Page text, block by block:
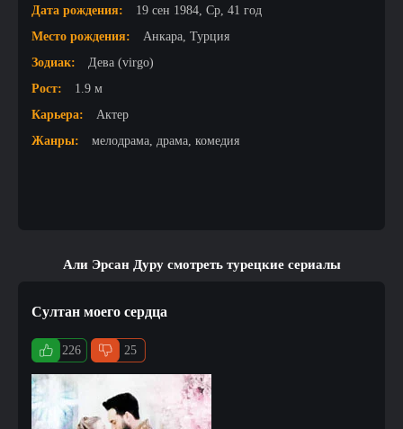
Дата рождения:
19 сен 1984, Ср, 41 год
Место рождения:
Анкара, Турция
Зодиак:
Дева (virgo)
Рост:
1.9 м
Карьера:
Актер
Жанры:
мелодрама, драма, комедия
Али Эрсан Дуру смотреть турецкие сериалы
Султан моего сердца
226 25